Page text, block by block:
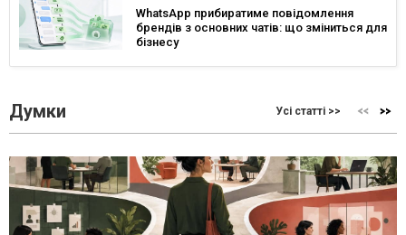
WhatsApp прибиратиме повідомлення
брендів з основних чатів: що зміниться для
бізнесу
Думки Усі статті >>